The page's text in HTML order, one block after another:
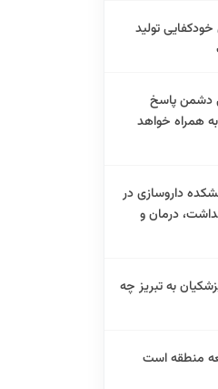
تولید
دشمن پاسخ
همراه خواهد
داروسازی در
درمان و
به تبریز چه
منطقه است